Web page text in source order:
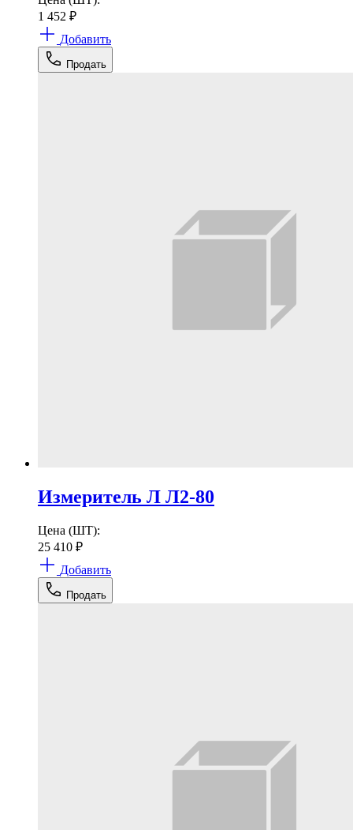
1 452 ₽
Добавить
Продать
Измеритель Л Л2-80
Цена (ШТ):
25 410 ₽
Добавить
Продать